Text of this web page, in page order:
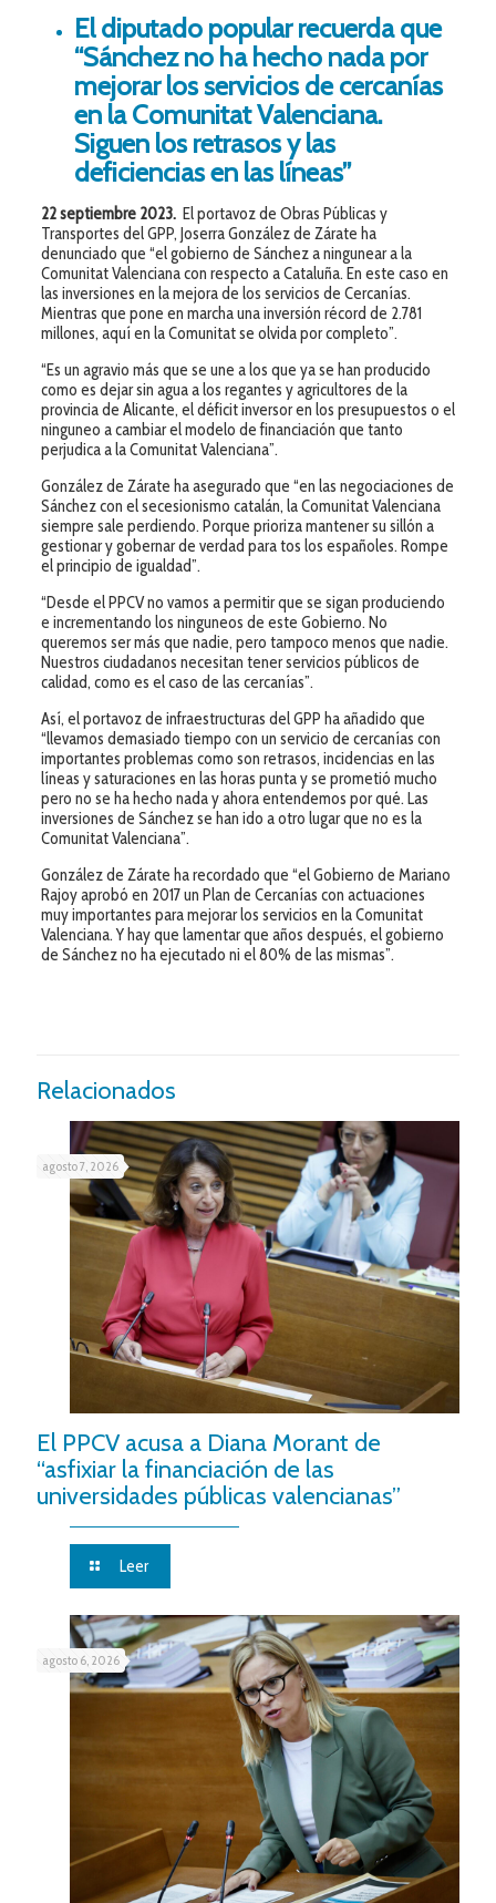
El diputado popular recuerda que
“Sánchez no ha hecho nada por
mejorar los servicios de cercanías
en la Comunitat Valenciana.
Siguen los retrasos y las
deficiencias en las líneas”
22 septiembre 2023. El portavoz de Obras Públicas y
Transportes del GPP, Joserra González de Zárate ha
denunciado que “el gobierno de Sánchez a ningunear a la
Comunitat Valenciana con respecto a Cataluña. En este caso en
las inversiones en la mejora de los servicios de Cercanías.
Mientras que pone en marcha una inversión récord de 2.781
millones, aquí en la Comunitat se olvida por completo”.
“Es un agravio más que se une a los que ya se han producido
como es dejar sin agua a los regantes y agricultores de la
provincia de Alicante, el déficit inversor en los presupuestos o el
ninguneo a cambiar el modelo de financiación que tanto
perjudica a la Comunitat Valenciana”.
González de Zárate ha asegurado que “en las negociaciones de
Sánchez con el secesionismo catalán, la Comunitat Valenciana
siempre sale perdiendo. Porque prioriza mantener su sillón a
gestionar y gobernar de verdad para tos los españoles. Rompe
el principio de igualdad”.
“Desde el PPCV no vamos a permitir que se sigan produciendo
e incrementando los ninguneos de este Gobierno. No
queremos ser más que nadie, pero tampoco menos que nadie.
Nuestros ciudadanos necesitan tener servicios públicos de
calidad, como es el caso de las cercanías”.
Así, el portavoz de infraestructuras del GPP ha añadido que
“llevamos demasiado tiempo con un servicio de cercanías con
importantes problemas como son retrasos, incidencias en las
líneas y saturaciones en las horas punta y se prometió mucho
pero no se ha hecho nada y ahora entendemos por qué. Las
inversiones de Sánchez se han ido a otro lugar que no es la
Comunitat Valenciana”.
González de Zárate ha recordado que “el Gobierno de Mariano
Rajoy aprobó en 2017 un Plan de Cercanías con actuaciones
muy importantes para mejorar los servicios en la Comunitat
Valenciana. Y hay que lamentar que años después, el gobierno
de Sánchez no ha ejecutado ni el 80% de las mismas”.
Relacionados
agosto 7, 2026
El PPCV acusa a Diana Morant de
“asfixiar la financiación de las
universidades públicas valencianas”
Leer
agosto 6, 2026